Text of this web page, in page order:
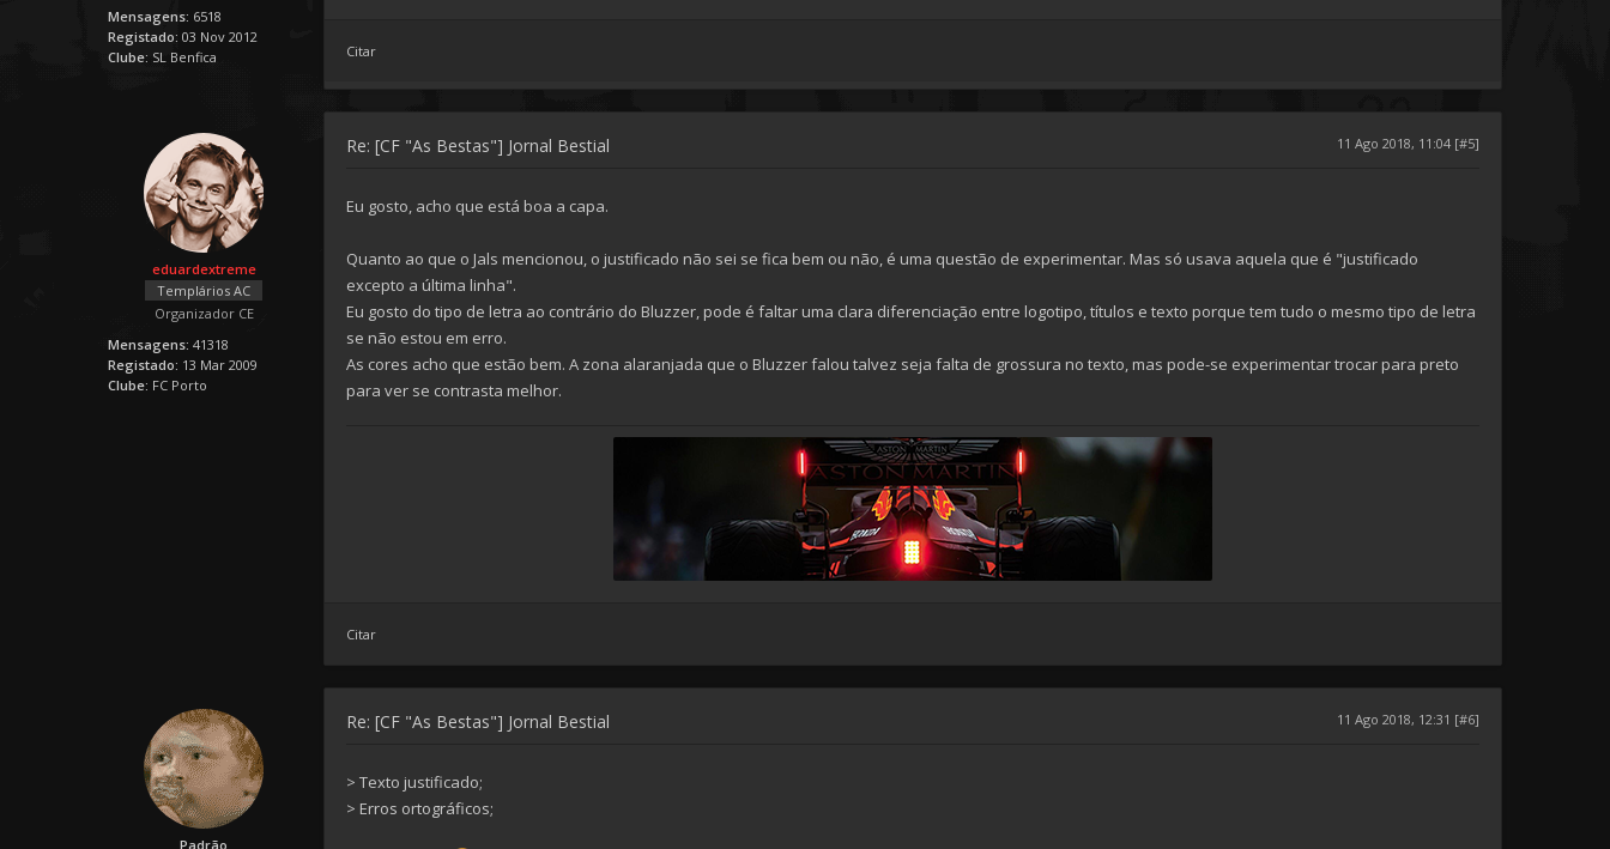
Mensagens: 6518
Registado: 03 Nov 2012
Clube: SL Benfica Citar
eduardextreme
Templários AC
Organizador CE
Mensagens: 41318
Registado: 13 Mar 2009
Clube: FC Porto
Re: [CF "As Bestas"] Jornal Bestial 11 Ago 2018, 11:04 [#5]
Eu gosto, acho que está boa a capa.
Quanto ao que o Jals mencionou, o justificado não sei se fica bem ou não, é uma questão de experimentar. Mas só usava aquela que é "justificado
excepto a última linha".
Eu gosto do tipo de letra ao contrário do Bluzzer, pode é faltar uma clara diferenciação entre logotipo, títulos e texto porque tem tudo o mesmo tipo de letra
se não estou em erro.
As cores acho que estão bem. A zona alaranjada que o Bluzzer falou talvez seja falta de grossura no texto, mas pode-se experimentar trocar para preto
para ver se contrasta melhor.
Citar
Padrão
Re: [CF "As Bestas"] Jornal Bestial 11 Ago 2018, 12:31 [#6]
> Texto justificado;
> Erros ortográficos;